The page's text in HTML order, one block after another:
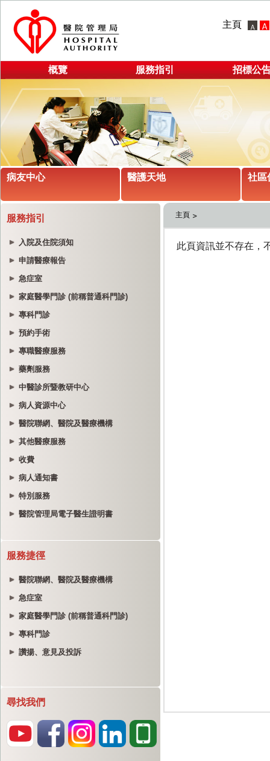
主頁
概覽 服務指引 招標公
病友中心 醫護天地 社區
服務指引
入院及住院須知
申請醫療報告
急症室
家庭醫學門診 (前稱普通科門診)
專科門診
預約手術
專職醫療服務
藥劑服務
中醫診所暨教研中心
病人資源中心
醫院聯網、醫院及醫療機構
其他醫療服務
收費
病人通知書
特別服務
醫院管理局電子醫生證明書
服務捷徑
醫院聯網、醫院及醫療機構
急症室
家庭醫學門診 (前稱普通科門診)
專科門診
讚揚、意見及投訴
尋找我們
主頁